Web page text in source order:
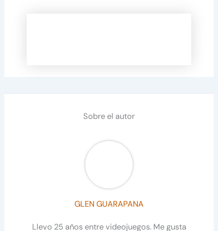
Sobre el autor
GLEN GUARAPANA
Llevo 25 años entre videojuegos. Me gusta